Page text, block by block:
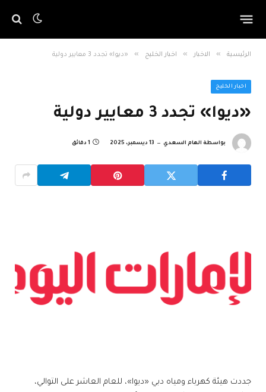
الرئيسية » الاخبار » اخبار الخليج » «ديوا» تجدد 3 معايير دولية
اخبار الخليج
«ديوا» تجدد 3 معايير دولية
بواسطة الهام السعدي 13 ديسمبر، 2025 1 دقائق
جددت هيئة كهرباء ومياه دبي «ديوا»، للعام العاشر على التوالي،